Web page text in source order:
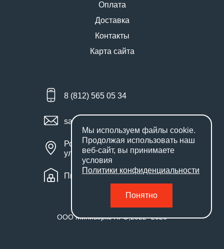
Оплата
Доставка
Контакты
Карта сайта
8 (812) 565 05 34
sales@miniworks.ru
Россия, Санкт-Петербург,
улица Маршала Новикова, 28Е
Пн – Пт: с 9:00 до 18:00
ООО Миниворкс ПРО,2022- 2026
Мы используем файлы cookie.
Продолжая использовать наш
веб-сайт, вы принимаете
условия
Политики конфиденциальности
Понятно